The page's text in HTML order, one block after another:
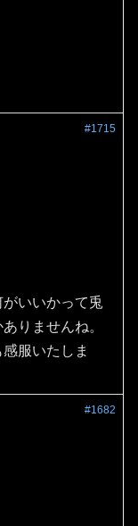
#1715
いいかって兎
りませんね。
服いたしま
#1682